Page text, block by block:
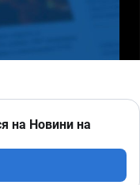
на Новини на